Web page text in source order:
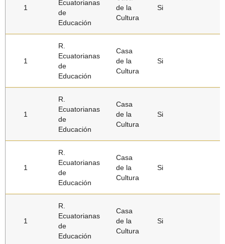
1
Ecuatorianas
de
Educación
de la
Cultura
Si
1
R.
Ecuatorianas
de
Educación
Casa
de la
Cultura
Si
1
R.
Ecuatorianas
de
Educación
Casa
de la
Cultura
Si
1
R.
Ecuatorianas
de
Educación
Casa
de la
Cultura
Si
1
R.
Ecuatorianas
de
Educación
Casa
de la
Cultura
Si